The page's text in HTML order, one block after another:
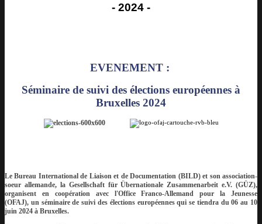
- 2024 -
EVENEMENT :
Séminaire de suivi des élections européennes à
Bruxelles 2024
hhhhhh
LeBureau International de Liaison et de Documentation (BILD)et son association-
soeur allemande, la Gesellschaft für Übernationale Zusammenarbeit e.V. (GÜZ),
organisent en coopération avec l'Office Franco-Allemand pour la Jeunesse
(OFAJ), un séminaire de suivi des élections européennes qui se tiendra du 06 au 10
juin 2024 à Bruxelles.